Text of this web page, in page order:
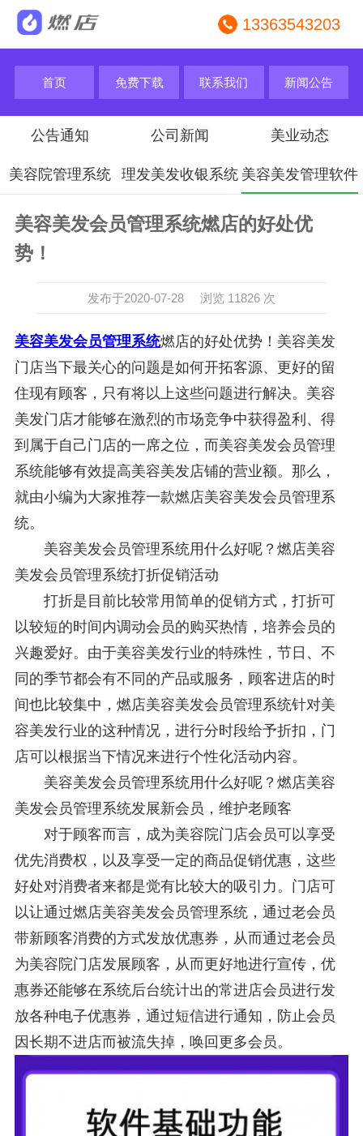
13363543203
首页 免费下载 联系我们 新闻公告
公告通知 公司新闻 美业动态
美容院管理系统 理发美发收银系统 美容美发管理软件
美容美发会员管理系统燃店的好处优
势！
发布于2020-07-28 浏览 11826 次
美容美发会员管理系统燃店的好处优势！美容美发
门店当下最关心的问题是如何开拓客源、更好的留
住现有顾客，只有将以上这些问题进行解决。美容
美发门店才能够在激烈的市场竞争中获得盈利、得
到属于自己门店的一席之位，而美容美发会员管理
系统能够有效提高美容美发店铺的营业额。那么，
就由小编为大家推荐一款燃店美容美发会员管理系
统。
美容美发会员管理系统用什么好呢？燃店美容
美发会员管理系统打折促销活动
打折是目前比较常用简单的促销方式，打折可
以较短的时间内调动会员的购买热情，培养会员的
兴趣爱好。由于美容美发行业的特殊性，节日、不
同的季节都会有不同的产品或服务，顾客进店的时
间也比较集中，燃店美容美发会员管理系统针对美
容美发行业的这种情况，进行分时段给予折扣，门
店可以根据当下情况来进行个性化活动内容。
美容美发会员管理系统用什么好呢？燃店美容
美发会员管理系统发展新会员，维护老顾客
对于顾客而言，成为美容院门店会员可以享受
优先消费权，以及享受一定的商品促销优惠，这些
好处对消费者来都是觉有比较大的吸引力。门店可
以让通过燃店美容美发会员管理系统，通过老会员
带新顾客消费的方式发放优惠券，从而通过老会员
为美容院门店发展顾客，从而更好地进行宣传，优
惠券还能够在系统后台统计出的常进店会员进行发
放各种电子优惠券，通过短信进行通知，防止会员
因长期不进店而被流失掉，唤回更多会员。